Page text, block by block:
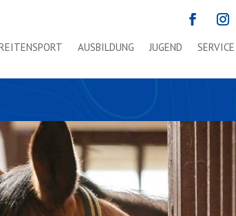
AUSBILDUNG JUGEND
SERVICE